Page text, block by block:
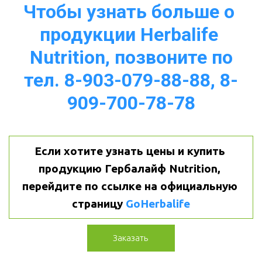
Чтобы узнать больше о
продукции Herbalife
Nutrition, позвоните по
тел. 8-903-079-88-88, 8-
909-700-78-78
Если хотите узнать цены и купить
продукцию Гербалайф Nutrition,
перейдите по ссылке на официальную
страницу GoHerbalife
Заказать